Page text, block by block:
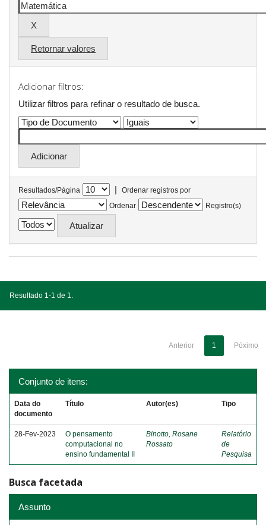
Retornar valores
Adicionar filtros:
Utilizar filtros para refinar o resultado de busca.
Resultados/Página |
Ordenar registros por
Ordenar
Registro(s)
Resultado 1-1 de 1.
Anterior 1 Póximo
Conjunto de itens:
Data do
documento
Título Autor(es) Tipo
28-Fev-2023
O pensamento
computacional no
ensino fundamental II
Binotto, Rosane
Rossato
Relatório
de
Pesquisa
Busca facetada
Assunto